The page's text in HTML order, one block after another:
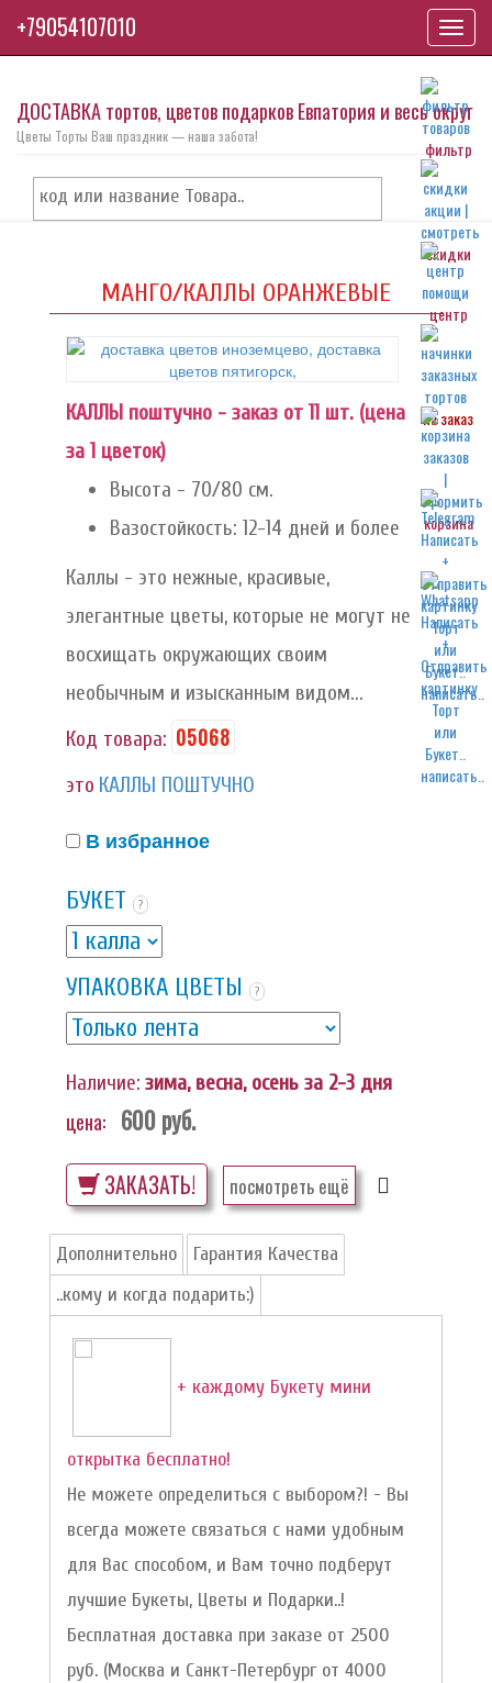
фильтр
скидки
центр
на заказ
корзина
написать..
написать..
ДОСТАВКА тортов, цветов подарков Евпатория и весь округ
Цветы Торты Ваш праздник — наша забота!
МАНГО/КАЛЛЫ ОРАНЖЕВЫЕ
КАЛЛЫ поштучно - заказ от 11 шт. (цена
за 1 цветок)
Высота - 70/80 см.
Вазостойкость: 12-14 дней и более
Каллы - это нежные, красивые,
элегантные цветы, которые не могут не
восхищать окружающих своим
необычным и изысканным видом...
Код товара: 05068
это КАЛЛЫ ПОШТУЧНО
В избранное
БУКЕТ ?
УПАКОВКА ЦВЕТЫ ?
Наличие: зима, весна, осень за 2-3 дня
цена: 600руб.
ЗАКАЗАТЬ! посмотреть ещё
Дополнительно
Гарантия Качества
..кому и когда подарить:)
+ каждому Букету мини
открытка бесплатно!
Не можете определиться с выбором?! - Вы
всегда можете связаться с нами удобным
для Вас способом, и Вам точно подберут
лучшие Букеты, Цветы и Подарки..!
Бесплатная доставка при заказе от 2500
руб. (Москва и Санкт-Петербург от 4000
+79054107010